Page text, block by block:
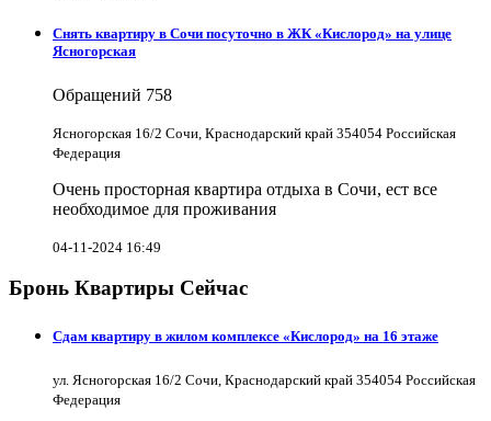
Снять квартиру в Cочи посуточно в ЖК «Кислород» на улице
Ясногорская
Обращений 758
Ясногорская 16/2 Сочи, Краснодарский край 354054 Российская
Федерация
Очень просторная квартира отдыха в Сочи, ест все
необходимое для проживания
04-11-2024 16:49
Бронь Квартиры Сейчас
Сдам квартиру в жилом комплексе «Кислород» на 16 этаже
ул. Ясногорская 16/2 Сочи, Краснодарский край 354054 Российская
Федерация